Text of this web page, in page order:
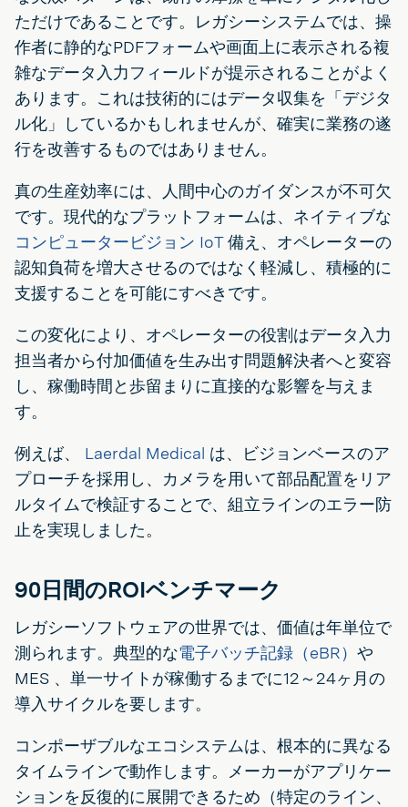
ただけであることです。レガシーシステムでは、操
作者に静的なPDFフォームや画面上に表示される複
雑なデータ入力フィールドが提示されることがよく
あります。これは技術的にはデータ収集を「デジタ
ル化」しているかもしれませんが、確実に業務の遂
行を改善するものではありません。
真の生産効率には、人間中心のガイダンスが不可欠
です。現代的なプラットフォームは、ネイティブな
コンピュータービジョン IoT備え、オペレーターの
認知負荷を増大させるのではなく軽減し、積極的に
支援することを可能にすべきです。
この変化により、オペレーターの役割はデータ入力
担当者から付加価値を生み出す問題解決者へと変容
し、稼働時間と歩留まりに直接的な影響を与えま
す。
例えば、 Laerdal Medical は、ビジョンベースのア
プローチを採用し、カメラを用いて部品配置をリア
ルタイムで検証することで、組立ラインのエラー防
止を実現しました。
90日間のROIベンチマーク
レガシーソフトウェアの世界では、価値は年単位で
測られます。典型的な電子バッチ記録（eBR） や
MES 、単一サイトが稼働するまでに12～24ヶ月の
導入サイクルを要します。
コンポーザブルなエコシステムは、根本的に異なる
タイムラインで動作します。メーカーがアプリケー
ションを反復的に展開できるため（特定のライン、